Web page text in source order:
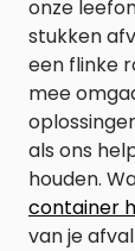
onze
stukken
een flinke
mee
als ons
houden.
container
van je